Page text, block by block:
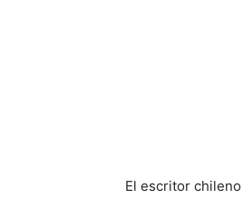
El escritor